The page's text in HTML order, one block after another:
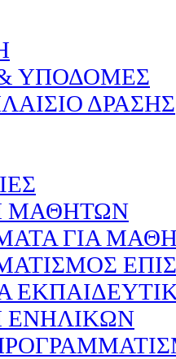
ΥΠΟΔΟΜΕΣ
ΔΡΑΣΗΣ
ΜΑΘΗΤΩΝ
ΓΙΑ
ΕΝΗΛΙΚΩΝ